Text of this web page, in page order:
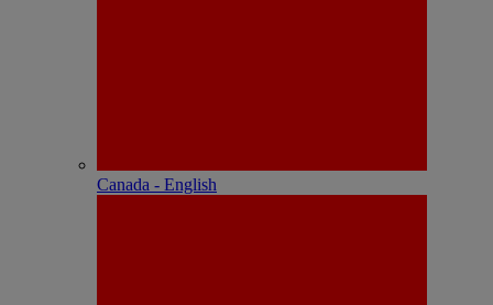
Canada - English